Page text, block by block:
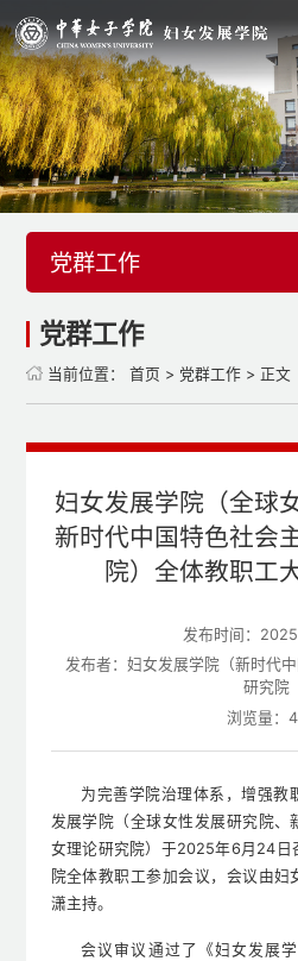
党群工作
党群工作
当前位置： 首页 > 党群工作 > 正文
妇女发展学院（全球
新时代中国特色社会
院）全体教职工
发布时间：
发布者：妇女发展学院（新时代
研究院
浏览量：
为完善学院治理体系，增强教
发展学院（全球女性发展研究院、
女理论研究院）于2025年6月24日
院全体教职工参加会议，会议由妇
潇主持。
会议审议通过了《妇女发展